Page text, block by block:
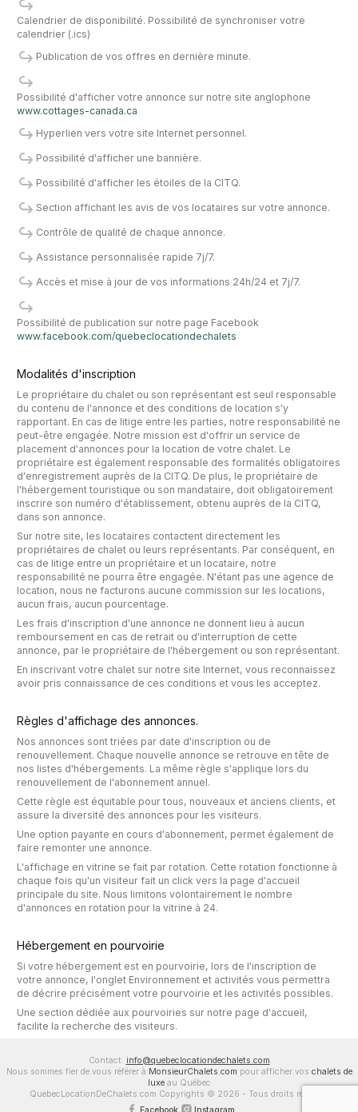
Calendrier de disponibilité. Possibilité de synchroniser votre
calendrier (.ics)
Publication de vos offres en dernière minute.
Possibilité d'afficher votre annonce sur notre site anglophone
www.cottages-canada.ca
Hyperlien vers votre site Internet personnel.
Possibilité d'afficher une bannière.
Possibilité d'afficher les étoiles de la CITQ.
Section affichant les avis de vos locataires sur votre annonce.
Contrôle de qualité de chaque annonce.
Assistance personnalisée rapide 7j/7.
Accès et mise à jour de vos informations 24h/24 et 7j/7.
Possibilité de publication sur notre page Facebook
www.facebook.com/quebeclocationdechalets
Modalités d'inscription
Le propriétaire du chalet ou son représentant est seul responsable
du contenu de l'annonce et des conditions de location s'y
rapportant. En cas de litige entre les parties, notre responsabilité ne
peut-être engagée. Notre mission est d'offrir un service de
placement d'annonces pour la location de votre chalet. Le
propriétaire est également responsable des formalités obligatoires
d'enregistrement auprès de la CITQ. De plus, le propriétaire de
l'hébergement touristique ou son mandataire, doit obligatoirement
inscrire son numéro d'établissement, obtenu auprès de la CITQ,
dans son annonce.
Sur notre site, les locataires contactent directement les
propriétaires de chalet ou leurs représentants. Par conséquent, en
cas de litige entre un propriétaire et un locataire, notre
responsabilité ne pourra être engagée. N'étant pas une agence de
location, nous ne facturons aucune commission sur les locations,
aucun frais, aucun pourcentage.
Les frais d'inscription d'une annonce ne donnent lieu à aucun
remboursement en cas de retrait ou d'interruption de cette
annonce, par le propriétaire de l'hébergement ou son représentant.
En inscrivant votre chalet sur notre site Internet, vous reconnaissez
avoir pris connaissance de ces conditions et vous les acceptez.
Règles d'affichage des annonces.
Nos annonces sont triées par date d'inscription ou de
renouvellement. Chaque nouvelle annonce se retrouve en tête de
nos listes d'hébergements. La même règle s'applique lors du
renouvellement de l'abonnement annuel.
Cette règle est équitable pour tous, nouveaux et anciens clients, et
assure la diversité des annonces pour les visiteurs.
Une option payante en cours d'abonnement, permet également de
faire remonter une annonce.
L'affichage en vitrine se fait par rotation. Cette rotation fonctionne à
chaque fois qu'un visiteur fait un click vers la page d'accueil
principale du site. Nous limitons volontairement le nombre
d'annonces en rotation pour la vitrine à 24.
Hébergement en pourvoirie
Si votre hébergement est en pourvoirie, lors de l'inscription de
votre annonce, l'onglet Environnement et activités vous permettra
de décrire précisément votre pourvoirie et les activités possibles.
Une section dédiée aux pourvoiries sur notre page d'accueil,
facilite la recherche des visiteurs.
Contact: info@quebeclocationdechalets.com
Nous sommes fier de vous référer à MonsieurChalets.com pour afficher vos chalets de
luxeau Québec
QuebecLocationDeChalets.com Copyrights © 2026 - Tous droits réservés